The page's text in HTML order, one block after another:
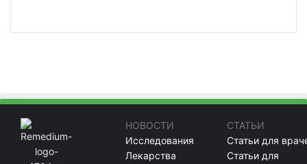
НОВОСТИ
Исследования
Лекарства
СТАТЬИ
Статьи для
Статьи для